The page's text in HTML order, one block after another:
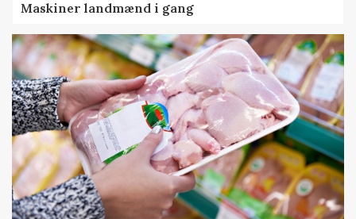
Maskiner landmænd i gang